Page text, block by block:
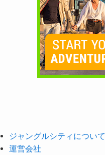
ジャングルシティについて
運営会社